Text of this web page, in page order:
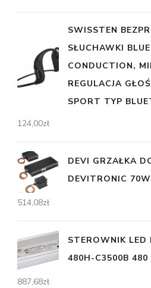
SWISSTEN
SŁUCHAWKI
CONDUCTION,
REGULACJA
SPORT TYP
124,00zł
DEVI GRZAŁKA
DEVITRONIC
514,08zł
STEROWNIK LED
480H-C3500B
887,68zł